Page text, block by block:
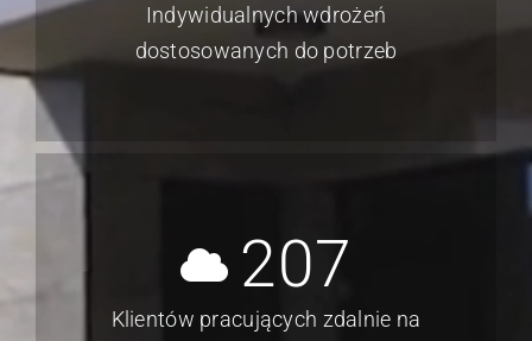
Indywidualnych wdrożeń
dostosowanych do potrzeb
207
Klientów pracujących zdalnie na